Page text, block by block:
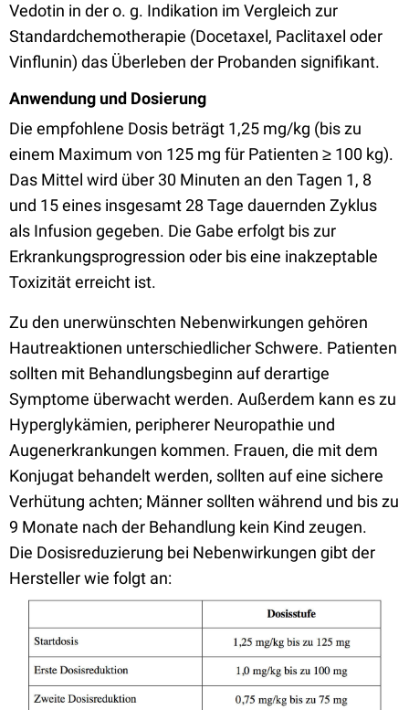
Vedotin in der o. g. Indikation im Vergleich zur
Standardchemotherapie (Docetaxel, Paclitaxel oder
Vinflunin) das Überleben der Probanden signifikant.
Anwendung und Dosierung
Die empfohlene Dosis beträgt 1,25 mg/kg (bis zu
einem Maximum von 125 mg für Patienten ≥ 100 kg).
Das Mittel wird über 30 Minuten an den Tagen 1, 8
und 15 eines insgesamt 28 Tage dauernden Zyklus
als Infusion gegeben. Die Gabe erfolgt bis zur
Erkrankungsprogression oder bis eine inakzeptable
Toxizität erreicht ist.
Zu den unerwünschten Nebenwirkungen gehören
Hautreaktionen unterschiedlicher Schwere. Patienten
sollten mit Behandlungsbeginn auf derartige
Symptome überwacht werden. Außerdem kann es zu
Hyperglykämien, peripherer Neuropathie und
Augenerkrankungen kommen. Frauen, die mit dem
Konjugat behandelt werden, sollten auf eine sichere
Verhütung achten; Männer sollten während und bis zu
9 Monate nach der Behandlung kein Kind zeugen.
Die Dosisreduzierung bei Nebenwirkungen gibt der
Hersteller wie folgt an: